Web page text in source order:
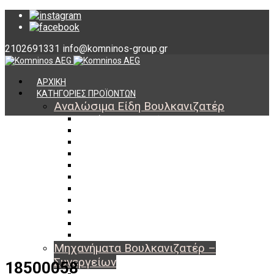
2102691331 info@komninos-group.gr
ΑΡΧΙΚΗ
ΚΑΤΗΓΟΡΙΕΣ ΠΡΟΪΟΝΤΩΝ
Αναλώσιμα Είδη Βουλκανιζατέρ
Μηχανήματα Βουλκανιζατέρ –
Συνεργείων
18500058